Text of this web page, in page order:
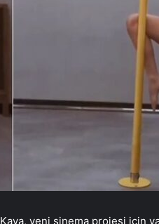
yeni sinema projesi için